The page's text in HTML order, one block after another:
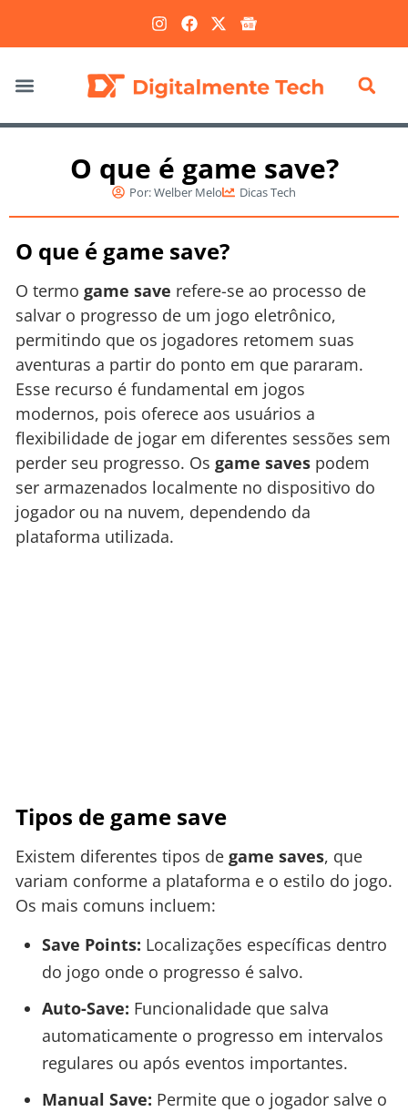
O que é game save?
Por:Welber Melo Dicas Tech
O que é game save?
O termo game save refere-se ao processo de
salvar o progresso de um jogo eletrônico,
permitindo que os jogadores retomem suas
aventuras a partir do ponto em que pararam.
Esse recurso é fundamental em jogos
modernos, pois oferece aos usuários a
flexibilidade de jogar em diferentes sessões sem
perder seu progresso. Os game saves podem
ser armazenados localmente no dispositivo do
jogador ou na nuvem, dependendo da
plataforma utilizada.
Tipos de game save
Existem diferentes tipos de game saves, que
variam conforme a plataforma e o estilo do jogo.
Os mais comuns incluem:
Save Points: Localizações específicas dentro
do jogo onde o progresso é salvo.
Auto-Save: Funcionalidade que salva
automaticamente o progresso em intervalos
regulares ou após eventos importantes.
Manual Save: Permite que o jogador salve o